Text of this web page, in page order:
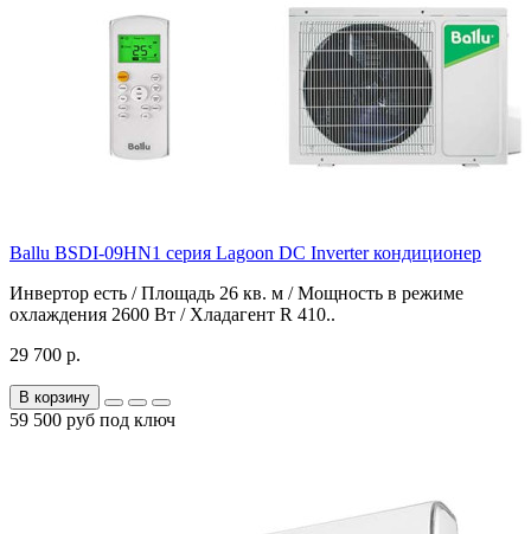
Ballu BSDI-09HN1 серия Lagoon DC Inverter кондиционер
Инвертор есть / Площадь 26 кв. м / Мощность в режиме
охлаждения 2600 Вт / Хладагент R 410..
29 700 р.
В корзину
59 500 руб под ключ